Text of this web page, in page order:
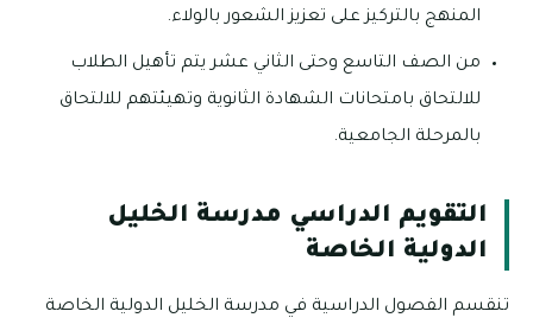
المنهج بالتركيز على تعزيز الشعور بالولاء.
من الصف التاسع وحتى الثاني عشر يتم تأهيل الطلاب
للالتحاق بامتحانات الشهادة الثانوية وتهيئتهم للالتحاق
بالمرحلة الجامعية.
التقويم الدراسي مدرسة الخليل
الدولية الخاصة
تنقسم الفصول الدراسية في مدرسة الخليل الدولية الخاصة